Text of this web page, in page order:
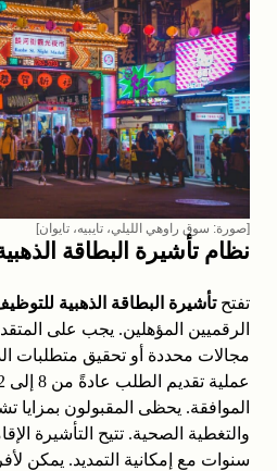
[صورة: سوق راوهي الليلي، تايبيه، تايوان]
نظام تأشيرة البطاقة
تفتحتأشيرة البطاقة الذهبية
الرقميين المؤهلين. يجب على
مجالات محددة أو تحقيق متطلبات
الموافقة. يحظى المقبولون بمزايا
والتغطية الصحية. تتيح التأشيرة
سنوات مع إمكانية التمديد. يمكن